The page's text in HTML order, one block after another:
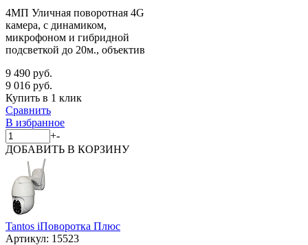
4МП Уличная поворотная 4G
камера, с динамиком,
микрофоном и гибридной
подсветкой до 20м., объектив
9 490 руб.
9 016 руб.
Купить в 1 клик
Сравнить
В избранное
+-
ДОБАВИТЬ В КОРЗИНУ
Tantos iПоворотка Плюс
Артикул: 15523